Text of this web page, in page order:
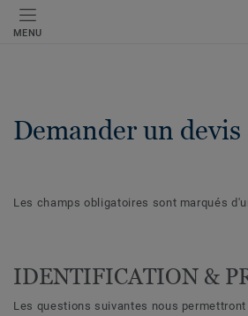
MENU
Demander un devis
Les champs obligatoires sont marqués
IDENTIFICATION &
Les questions suivantes nous